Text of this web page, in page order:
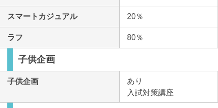
スマートカジュアル 20％
ラフ 80％
子供企画
子供企画
あり
入試対策講座